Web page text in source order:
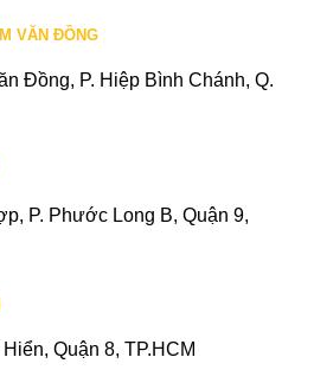
VĂN ĐỒNG
Đồng, P. Hiệp Bình Chánh, Q.
P. Phước Long B, Quận 9,
Quận 8, TP.HCM